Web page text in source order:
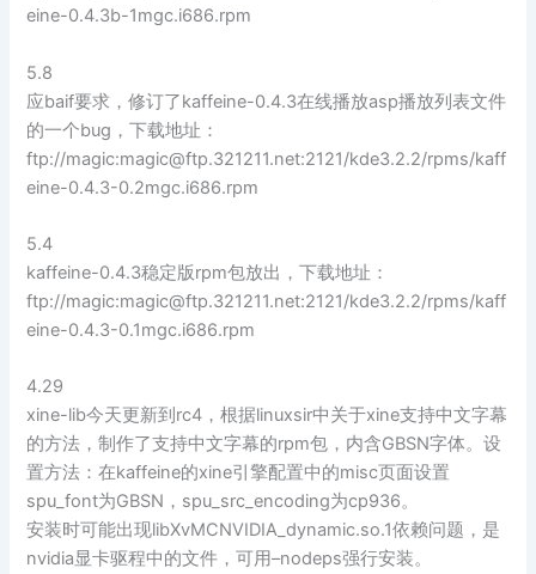
eine-0.4.3b-1mgc.i686.rpm
5.8
应baif要求，修订了kaffeine-0.4.3在线播放asp播放列表文件
的一个bug，下载地址：
ftp://magic:magic@ftp.321211.net:2121/kde3.2.2/rpms/kaff
eine-0.4.3-0.2mgc.i686.rpm
5.4
kaffeine-0.4.3稳定版rpm包放出，下载地址：
ftp://magic:magic@ftp.321211.net:2121/kde3.2.2/rpms/kaff
eine-0.4.3-0.1mgc.i686.rpm
4.29
xine-lib今天更新到rc4，根据linuxsir中关于xine支持中文字幕
的方法，制作了支持中文字幕的rpm包，内含GBSN字体。设
置方法：在kaffeine的xine引擎配置中的misc页面设置
spu_font为GBSN，spu_src_encoding为cp936。
安装时可能出现libXvMCNVIDIA_dynamic.so.1依赖问题，是
nvidia显卡驱程中的文件，可用–nodeps强行安装。